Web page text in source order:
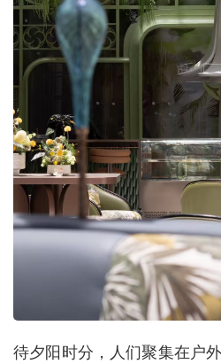
待夕阳时分，人们聚集在户